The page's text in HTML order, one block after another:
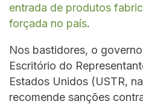
entrada de produtos
forçada no país.
Nos bastidores, o
Escritório do
Estados Unidos (USTR,
recomende sanções